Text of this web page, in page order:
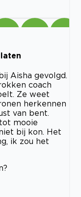
Aisha gevolgd.
coach
Ze weet
herkennen
van bent.
mooie
bij kon. Het
ik zou het